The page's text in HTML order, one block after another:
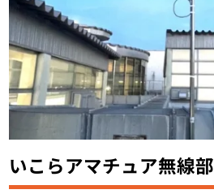
いこらアマチュア無線部